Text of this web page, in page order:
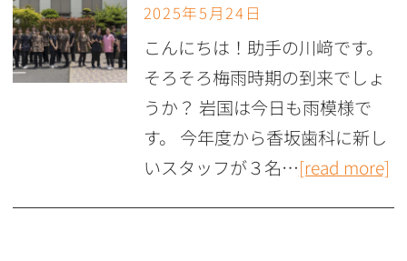
2025年5月24日
こんにちは！助手の川﨑です。
そろそろ梅雨時期の到来でしょ
うか？ 岩国は今日も雨模様で
す。 今年度から香坂歯科に新し
いスタッフが３名…[read more]